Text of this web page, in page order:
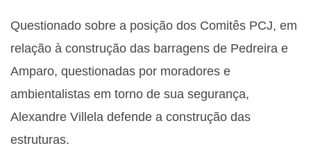
Questionado sobre a posição dos Comitês PCJ, em
relação à construção das barragens de Pedreira e
Amparo, questionadas por moradores e
ambientalistas em torno de sua segurança,
Alexandre Villela defende a construção das
estruturas.